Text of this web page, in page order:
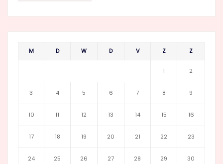
M D W D V Z Z
1 2
3 4 5 6 7 8 9
10 11 12 13 14 15 16
17 18 19 20 21 22 23
24 25 26 27 28 29 30